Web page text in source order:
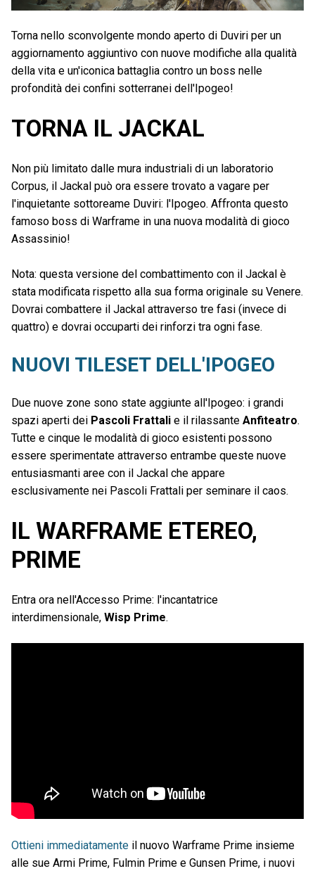
Torna nello sconvolgente mondo aperto di Duviri per un
aggiornamento aggiuntivo con nuove modifiche alla qualità
della vita e un'iconica battaglia contro un boss nelle
profondità dei confini sotterranei dell'Ipogeo!
TORNA IL JACKAL
Non più limitato dalle mura industriali di un laboratorio
Corpus, il Jackal può ora essere trovato a vagare per
l'inquietante sottoreame Duviri: l'Ipogeo. Affronta questo
famoso boss di Warframe in una nuova modalità di gioco
Assassinio!
Nota: questa versione del combattimento con il Jackal è
stata modificata rispetto alla sua forma originale su Venere.
Dovrai combattere il Jackal attraverso tre fasi (invece di
quattro) e dovrai occuparti dei rinforzi tra ogni fase.
NUOVI TILESET DELL'IPOGEO
Due nuove zone sono state aggiunte all'Ipogeo: i grandi
spazi aperti dei Pascoli Frattali e il rilassante Anfiteatro.
Tutte e cinque le modalità di gioco esistenti possono
essere sperimentate attraverso entrambe queste nuove
entusiasmanti aree con il Jackal che appare
esclusivamente nei Pascoli Frattali per seminare il caos.
IL WARFRAME ETEREO,
PRIME
Entra ora nell'Accesso Prime: l'incantatrice
interdimensionale, Wisp Prime.
Ottieni immediatamente il nuovo Warframe Prime insieme
alle sue Armi Prime, Fulmin Prime e Gunsen Prime, i nuovi